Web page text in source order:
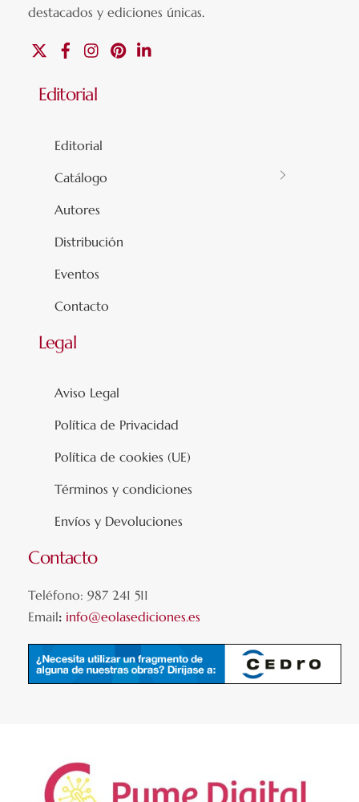
destacados y ediciones únicas.
FacebookInstagramPinterest
Editorial
Editorial
Catálogo
Autores
Distribución
Eventos
Contacto
Legal
Aviso Legal
Política de Privacidad
Política de cookies (UE)
Términos y condiciones
Envíos y Devoluciones
Contacto
Teléfono: 987 241 511
Email: info@eolasediciones.es